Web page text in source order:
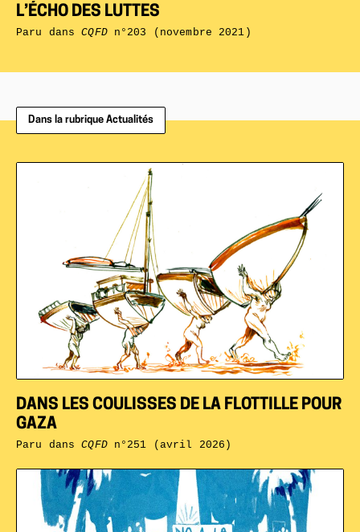
L’ÉCHO DES LUTTES
Paru dansCQFDn°203 (novembre 2021)
Dans la rubrique Actualités
DANS LES COULISSES DE LA FLOTTILLE POUR
GAZA
Paru dansCQFDn°251 (avril 2026)